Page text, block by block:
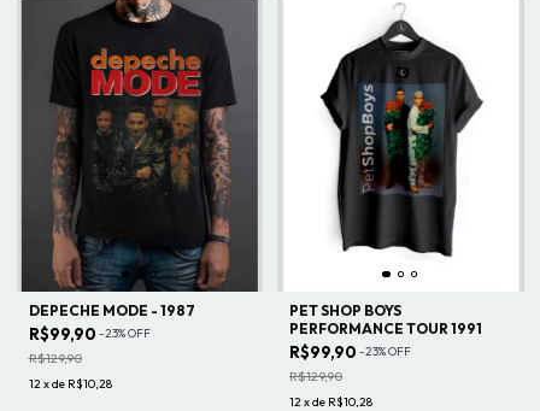
DEPECHE MODE - 1987
R$99,90 -23%OFF
R$129,90
12xde R$10,28
PET SHOP BOYS
PERFORMANCE TOUR 1991
R$99,90 -23%OFF
R$129,90
12xde R$10,28